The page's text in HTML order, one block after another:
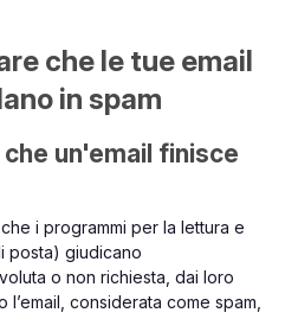
che le tue email
in spam
un'email finisce
i programmi per la lettura e
posta) giudicano
o non richiesta, dai loro
considerata come spam,